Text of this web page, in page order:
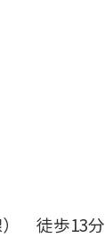
） 徒歩13分